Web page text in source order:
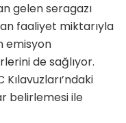
gelen seragazı
faaliyet miktarıyla
emisyon
de sağlıyor.
belirlemesi ile